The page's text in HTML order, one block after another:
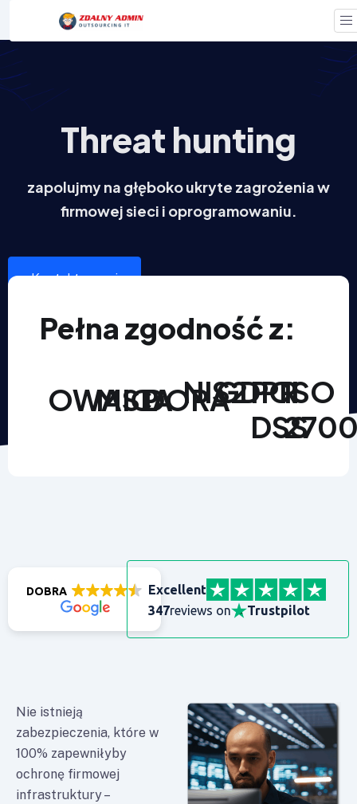
Threat hunting
zapolujmy na głęboko ukryte zagrożenia w
firmowej sieci i oprogramowaniu.
Kontakt z nami
Pełna zgodność z:
OWASP
MICADORA
NIS2GDPR
PCI
DSS
ISO
DOBRA
Excellent
347reviews on Trustpilot
Nie istnieją
zabezpieczenia, które w
100% zapewniłyby
ochronę firmowej
infrastruktury –